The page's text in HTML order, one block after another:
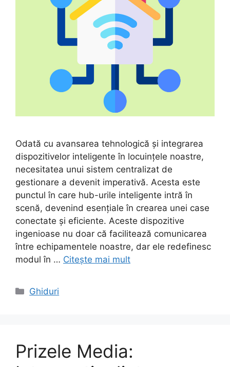
Odată cu avansarea tehnologică și integrarea
dispozitivelor inteligente în locuințele noastre,
necesitatea unui sistem centralizat de
gestionare a devenit imperativă. Acesta este
punctul în care hub-urile inteligente intră în
scenă, devenind esențiale în crearea unei case
conectate și eficiente. Aceste dispozitive
ingenioase nu doar că facilitează comunicarea
între echipamentele noastre, dar ele redefinesc
modul în … Citește mai mult
Categorii
Ghiduri
Prizele Media: